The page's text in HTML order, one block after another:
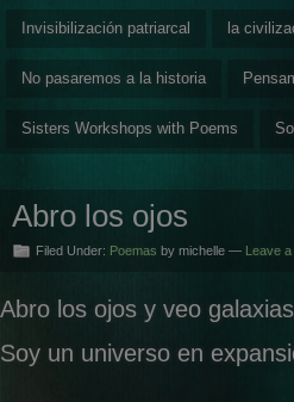
Invisibilización patriarcal la
No pasaremos a la historia
Sisters Workshops with Poems
Abro los ojos
Filed Under: Poemas by michelle — Leave
Abro los ojos y veo galaxias
Soy un universo en